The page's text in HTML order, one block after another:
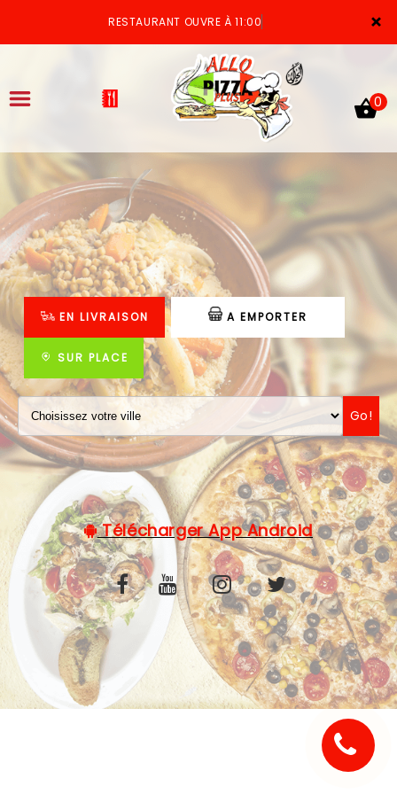
×
RESTAURANT OUVRE À 11:00
ACCUEIL
LA CARTE
VOTRE COMPTE
NOTRE RESTAURANT
VOS AVIS
MENTIONS LÉGALES
0
EN LIVRAISON A EMPORTER
SUR PLACE
Go!
Télécharger App Android